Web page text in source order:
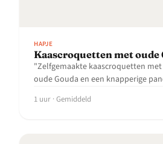
HAPJE
Kaascroquetten met oude
"Zelfgemaakte kaascroquetten
oude Gouda en een knapperige
1 uur · Gemiddeld